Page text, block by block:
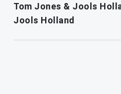
Tom Jones & Jools
Jools Holland